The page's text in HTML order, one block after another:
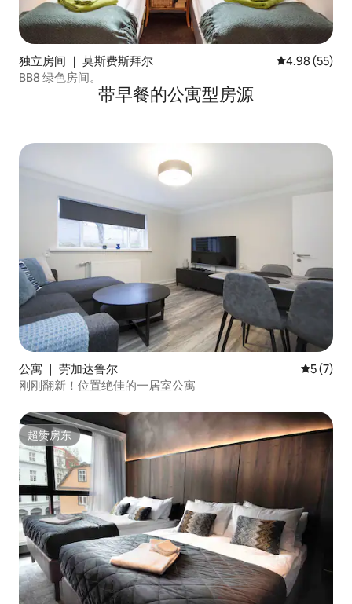
独立房间 ｜ 莫斯费斯拜尔 平均评分
4.98 (55)
BB8 绿色房间。
带早餐的公寓型房源
公寓 ｜ 劳加达鲁尔 平均评分
5 (7)
刚刚翻新！位置绝佳的一居室公寓
超赞房东
超赞房东